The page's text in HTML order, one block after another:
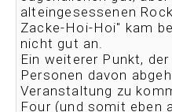
alteingesessenen
Zacke-Hoi-Hoi" kam
nicht gut an.
Ein weiterer Punkt,
Personen davon
Veranstaltung zu
Four (und somit eben